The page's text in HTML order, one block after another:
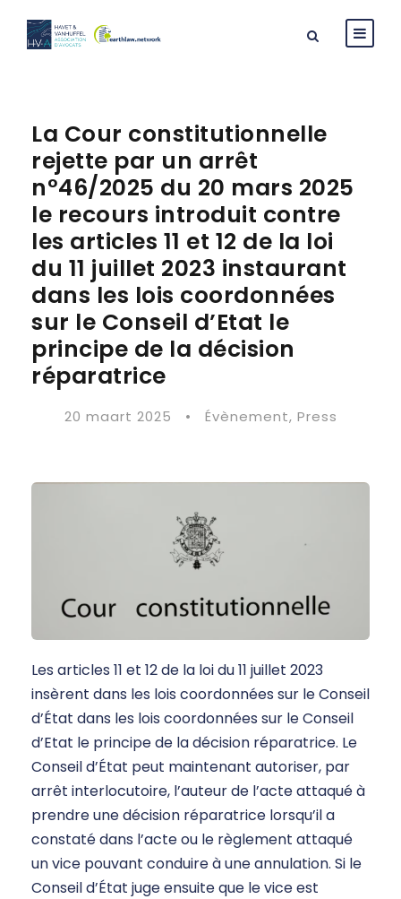
La Cour constitutionnelle
rejette par un arrêt
n°46/2025 du 20 mars 2025
le recours introduit contre
les articles 11 et 12 de la loi
du 11 juillet 2023 instaurant
dans les lois coordonnées
sur le Conseil d’Etat le
principe de la décision
réparatrice
20 maart 2025 • Évènement, Press
Les articles 11 et 12 de la loi du 11 juillet 2023
insèrent dans les lois coordonnées sur le Conseil
d’État dans les lois coordonnées sur le Conseil
d’Etat le principe de la décision réparatrice. Le
Conseil d’État peut maintenant autoriser, par
arrêt interlocutoire, l’auteur de l’acte attaqué à
prendre une décision réparatrice lorsqu’il a
constaté dans l’acte ou le règlement attaqué
un vice pouvant conduire à une annulation. Si le
Conseil d’État juge ensuite que le vice est